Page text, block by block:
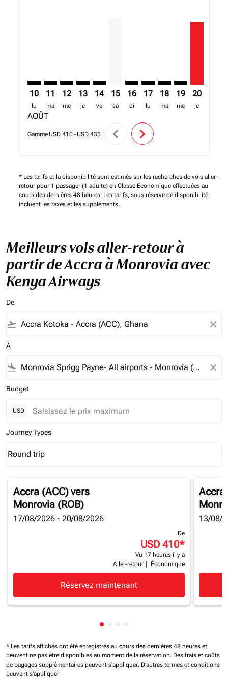
ACC–MLW: cmp-view-offers-disclaimer. Trouver des
10
lu
AOÛT
ACC–MLW: cmp-view-offers-disclaimer. Trouver
11
ma
ACC–MLW: cmp-view-offers-disclaimer.
12
me
ACC–MLW: cmp-view-offers-
13
je
ACC–MLW: cmp-view-offers-
14
ve
ACC–MLW, 15/08/2026 – 22/
15
sa
ACC–MLW: cmp-view-
16
di
ACC–MLW: cmp-
17
lu
ACC–MLW:
18
ma
ACC–MLW:
19
me
20
je
Gamme USD 410- USD 435 chevron_left chevron_right
* Les tarifs et la disponibilité sont estimés sur les recherches de vols aller-
retour pour 1 passager (1 adulte) en Classe Economique effectuées au
cours des dernières 48 heures. Les tarifs, sous réserve de disponibilité,
incluent les taxes et les suppléments.
Meilleurs vols aller-retour à
partir de Accra à Monrovia avec
Kenya Airways
De
flight_takeoff close
À
flight_land close
Budget
USD
Journey Types
Journey Types option Round trip Selected
Round trip
keyboard_arrow_down
Accra (ACC)vers
Monrovia (ROB)
17/08/2026 - 20/08/2026
De
USD 410*
Vu 17 heures il y a
Aller-retour
Économique
Réservez maintenant
Accra
13/08/
Affichage de cmp-pagination-
* Les tarifs affichés ont été enregistrés au cours des dernières 48 heures et
peuvent ne pas être disponibles au moment de la réservation. Des frais et coûts
de bagages supplémentaires peuvent s'appliquer. D'autres termes et conditions
peuvent s'appliquer